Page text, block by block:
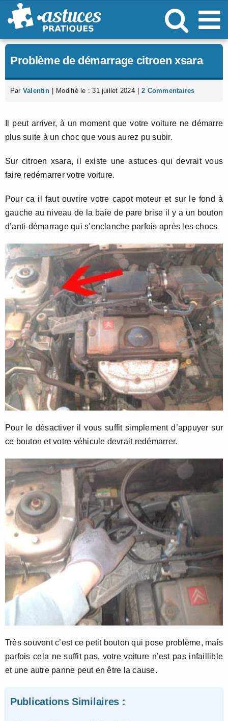
Passer
au
Problème de démarrage citroen xsara
Par Valentin Modifié le : 31 juillet 2024 2 Commentaires
Il peut arriver, à un moment que votre voiture ne démarre
plus suite à un choc que vous aurez pu subir.
Sur citroen xsara, il existe une astuces qui devrait vous
faire redémarrer votre voiture.
Pour ca il faut ouvrire votre capot moteur et sur le fond à
gauche au niveau de la baie de pare brise il y a un bouton
d’anti-démarrage qui s’enclanche parfois après les chocs
Pour le désactiver il vous suffit simplement d’appuyer sur
ce bouton et votre véhicule devrait redémarrer.
Très souvent c’est ce petit bouton qui pose problème, mais
parfois cela ne suffit pas, votre voiture n’est pas infaillible
et une autre panne peut en être la cause.
Publications Similaires :